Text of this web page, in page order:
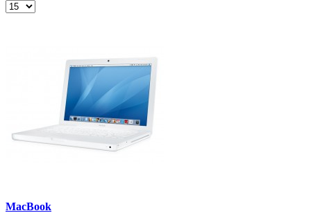
MacBook